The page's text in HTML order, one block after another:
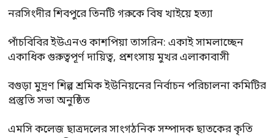
নরসিংদীর শিবপুরে তিনটি গরুকে বিষ খাইয়ে হত্যা
পাঁচবিবির ইউএনও কাশপিয়া তাসরিন: একাই সামলাচ্ছেন
একাধিক গুরুত্বপূর্ণ দায়িত্ব, প্রশংসায় মুখর এলাকাবাসী
বগুড়া মুদ্রণ শিল্প শ্রমিক ইউনিয়নের নির্বাচন পরিচালনা কমিটির
প্রস্তুতি সভা অনুষ্ঠিত
এমসি কলেজ ছাত্রদলের সাংগঠনিক সম্পাদক ছাতকের কৃতি